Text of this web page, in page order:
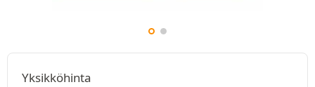
Yksikköhinta